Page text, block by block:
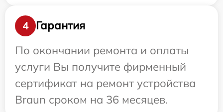
4
Гарантия
По окончании ремонта и оплаты
услуги Вы получите фирменный
сертификат на ремонт устройства
Braun сроком на 36 месяцев.